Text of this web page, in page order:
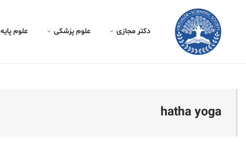
دکتر مجازی - hatha yoga
دکتر مجازی علوم پزشکی علوم پايه
hatha yoga